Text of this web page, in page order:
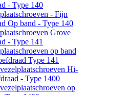
- Type 140
- Fijn
Op band - Type 140
Grove
- Type 141
op band
Type 141
Hi-
- Type 1400
op